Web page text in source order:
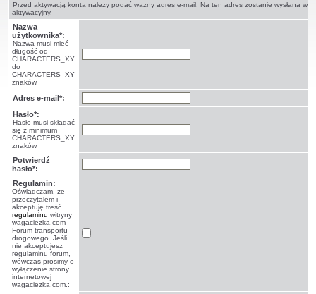
Przed aktywacją konta należy podać ważny adres e-mail. Na ten adres zostanie wysłana
aktywacyjny.
Nazwa
użytkownika*:
Nazwa musi mieć
długość od
CHARACTERS_XY
do
CHARACTERS_XY
znaków.
Adres e-mail*:
Hasło*:
Hasło musi składać
się z minimum
CHARACTERS_XY
znaków.
Potwierdź
hasło*:
Regulamin:
Oświadczam, że
przeczytałem i
akceptuję treść
regulaminu witryny
wagaciezka.com –
Forum transportu
drogowego. Jeśli
nie akceptujesz
regulaminu forum,
wówczas prosimy o
wyłączenie strony
internetowej
wagaciezka.com.: